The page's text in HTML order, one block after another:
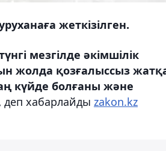
жеткізілген.
мезгілде әкімшілік
жолда қозғалыссыз
күйде болғаны және
деп хабарлайды zakon.kz